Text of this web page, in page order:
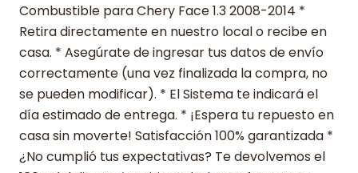
Combustible para Chery Face 1.3 2008-2014 *
Retira directamente en nuestro local o recibe en
casa. * Asegúrate de ingresar tus datos de envío
correctamente (una vez finalizada la compra, no
se pueden modificar). * El Sistema te indicará el
día estimado de entrega. * ¡Espera tu repuesto en
casa sin moverte! Satisfacción 100% garantizada *
¿No cumplió tus expectativas? Te devolvemos el